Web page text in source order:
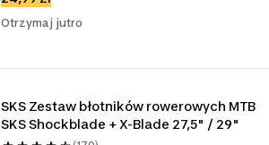
Otrzymaj jutro
SKS Zestaw błotników rowerowych MTB
SKS Shockblade + X-Blade 27,5" / 29"